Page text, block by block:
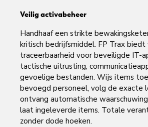
Veilig activabeheer
Handhaaf een strikte
kritisch bedrijfsmiddel. FP Trax
traceerbaarheid voor beveiligde IT-
tactische uitrusting,
gevoelige bestanden. Wijs items
bevoegd personeel, volg de exacte
ontvang automatische
laat ingeleverde items. Totale
zonder dode hoeken.